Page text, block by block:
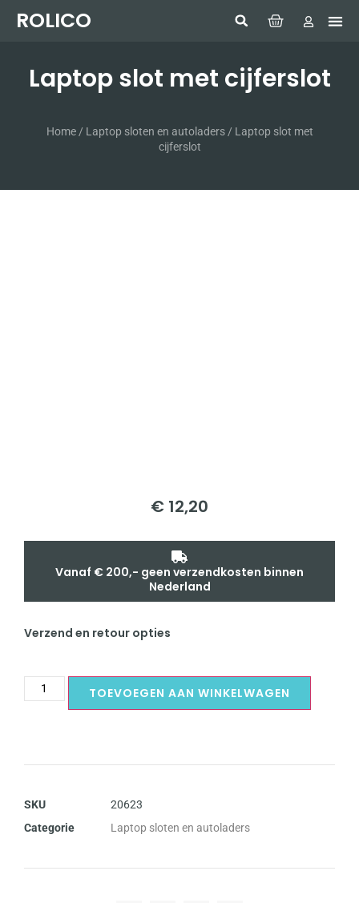
ROLICO
Laptop slot met cijferslot
Home/ Laptop sloten en autoladers/ Laptop slot met
cijferslot
€ 12,20
Vanaf € 200,- geen verzendkosten binnen
Nederland
Verzend en retour opties
TOEVOEGEN AAN WINKELWAGEN
SKU
20623
Categorie
Laptop sloten en autoladers